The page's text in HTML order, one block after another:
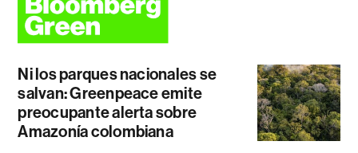
Ni los parques nacionales se
salvan: Greenpeace emite
preocupante alerta sobre
Amazonía colombiana